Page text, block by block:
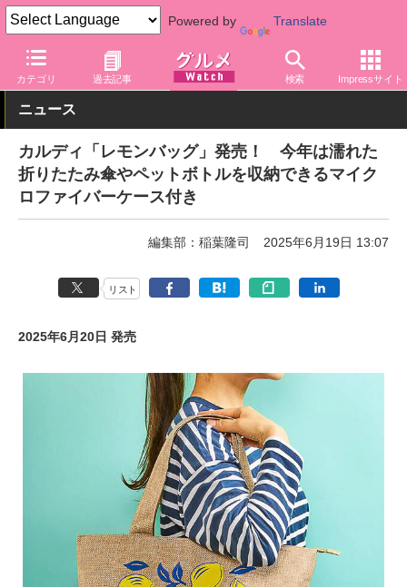
Powered by Translate
カテゴリ 過去記事 検索 Impressサイト
グルメ Watch 店舗 バラエティ カルディ
ニュース
カルディ「レモンバッグ」発売！ 今年は濡れた
折りたたみ傘やペットボトルを収納できるマイク
ロファイバーケース付き
編集部：稲葉隆司 2025年6月19日 13:07
リスト
2025年6月20日 発売